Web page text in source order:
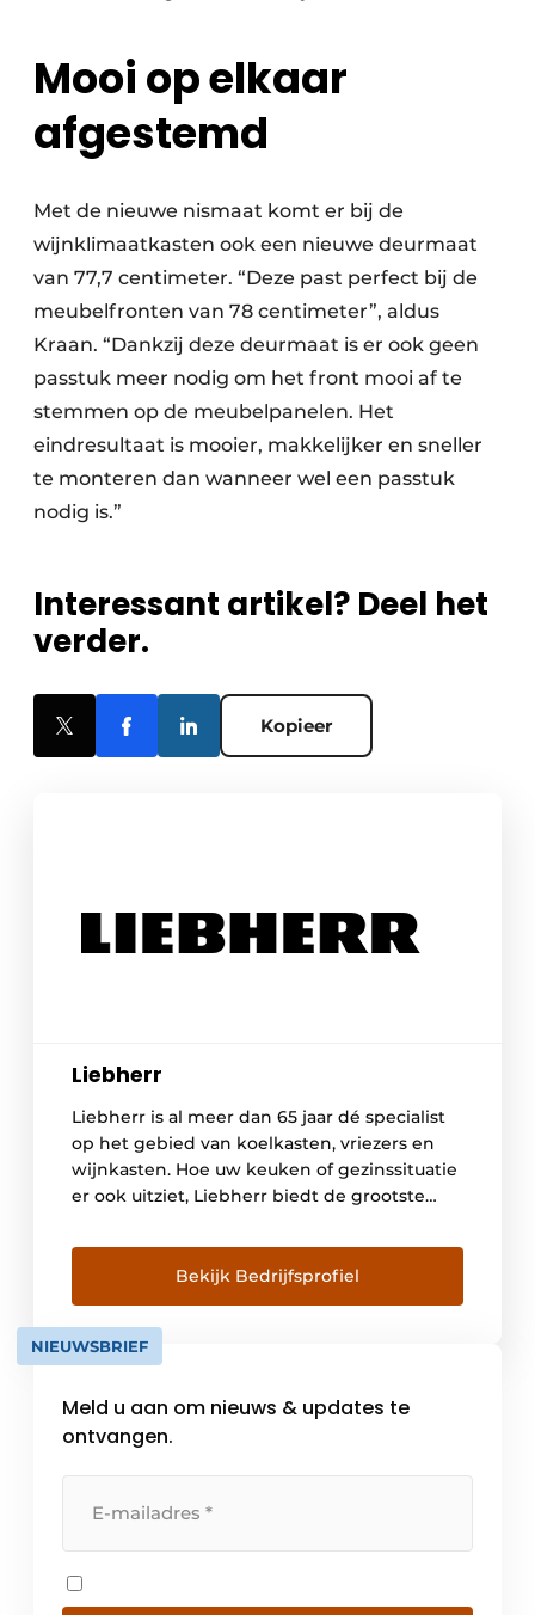
Mooi op elkaar
afgestemd
Met de nieuwe nismaat komt er bij de
wijnklimaatkasten ook een nieuwe deurmaat
van 77,7 centimeter. “Deze past perfect bij de
meubelfronten van 78 centimeter”, aldus
Kraan. “Dankzij deze deurmaat is er ook geen
passtuk meer nodig om het front mooi af te
stemmen op de meubelpanelen. Het
eindresultaat is mooier, makkelijker en sneller
te monteren dan wanneer wel een passtuk
nodig is.”
Interessant artikel? Deel het
verder.
Kopieer
Liebherr
Liebherr is al meer dan 65 jaar dé specialist
op het gebied van koelkasten, vriezers en
wijnkasten. Hoe uw keuken of gezinssituatie
er ook uitziet, Liebherr biedt de grootste
vriesapparaten, zowel geïntegreerd als
vrijstaand. Het merk biedt bovendien
integreerbare modellen die speciaal zijn
ontwikkeld voor een Side-By-Side opstelling.
Zo kunt […]
Bekijk Bedrijfsprofiel
NIEUWSBRIEF
Meld u aan om nieuws & updates te
ontvangen.